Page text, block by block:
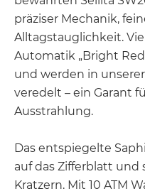
präziser Mechanik,
Alltagstauglichkeit.
Automatik „Bright
und werden in
veredelt – ein Garant
Ausstrahlung.
Das entspiegelte
auf das Zifferblatt und
Kratzern. Mit 10 ATM